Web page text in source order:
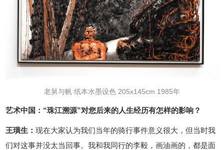
老舅与帆 纸本水墨设色 205x145cm 1985年
艺术中国：“珠江溯源”对您后来的人生经历有怎样的影响？
王璜生：现在大家认为我们当年的骑行事件意义很大，但当时我
们对这事并没太当回事。我和我同行的李毅，画油画的，都是面